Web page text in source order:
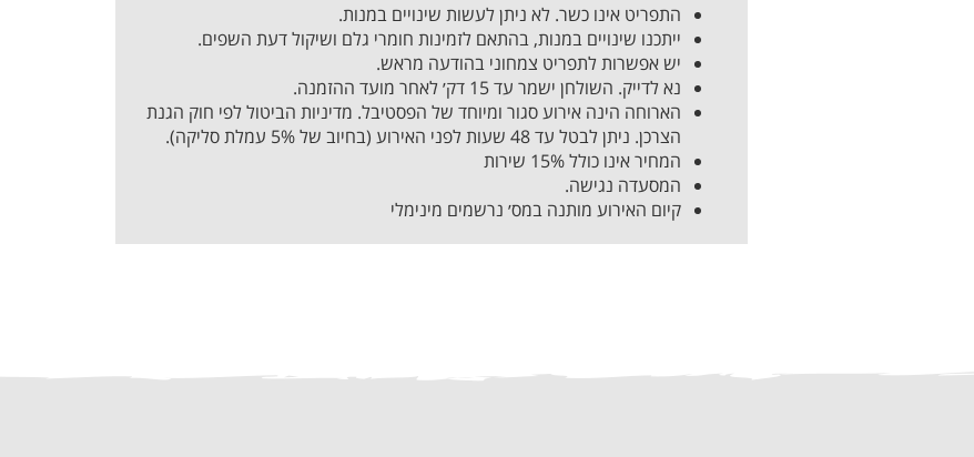
התפריט אינו כשר. לא ניתן לעשות שינויים במנות.
ייתכנו שינויים במנות, בהתאם לזמינות חומרי גלם ושיקול דעת השפים.
ישאפשרות לתפריט צמחוני בהודעה מראש.
נא לדייק. השולחן ישמר עד 15 דק׳ לאחר מועד ההזמנה.
הארוחה הינה אירוע סגור ומיוחד של הפסטיבל. מדיניות הביטול לפי חוק הגנת
הצרכן. ניתן לבטל עד 48 שעות לפני האירוע (בחיוב של 5% עמלת סליקה).
המחיר אינו כולל 15% שירות
המסעדה נגישה.
קיום האירוע מותנה במס׳ נרשמים מינימלי